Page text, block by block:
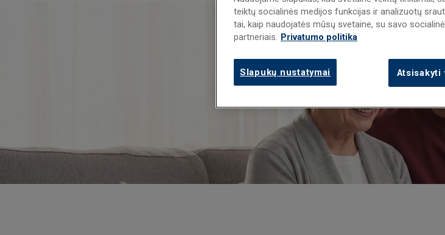
teiktų socialinės medijos funkcijas ir analizuotų
tai, kaip naudojatės mūsų svetaine, su savo
partneriais. Privatumo politika
Slapukų nustatymai Atsisakyti